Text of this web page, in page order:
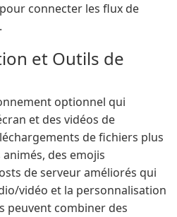
connecter les flux de
et Outils de
optionnel qui
et des vidéos de
de fichiers plus
des emojis
de serveur améliorés qui
vidéo et la personnalisation
peuvent combiner des